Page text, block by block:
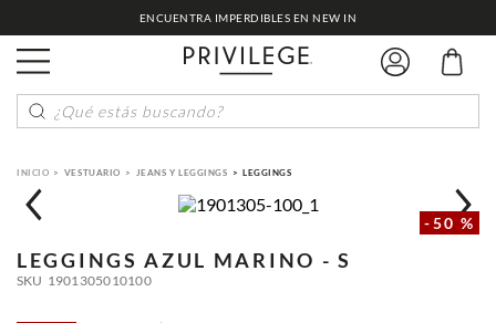
ENCUENTRA IMPERDIBLES EN NEW IN
¿Qué estás buscando?
VESTUARIO JEANS Y LEGGINGS LEGGINGS
-50 %
LEGGINGS AZUL MARINO - S
SKU 1901305010100